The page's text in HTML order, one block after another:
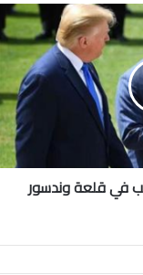
في قلعة وندسور